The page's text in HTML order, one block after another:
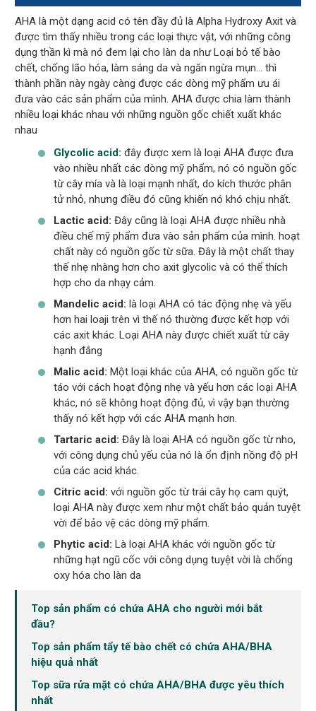
AHA là một dạng acid có tên đầy đủ là Alpha Hydroxy Axit và
được tìm thấy nhiều trong các loại thực vật, với những công
dụng thần kì mà nó đem lại cho làn da như Loại bỏ tế bào
chết, chống lão hóa, làm sáng da và ngăn ngừa mụn… thì
thành phần này ngày càng được các dòng mỹ phẩm ưu ái
đưa vào các sản phẩm của mình. AHA được chia làm thành
nhiều loại khác nhau với những nguồn gốc chiết xuất khác
nhau
Glycolic acid: đây được xem là loại AHA được đưa
vào nhiều nhất các dòng mỹ phẩm, nó có nguồn gốc
từ cây mía và là loại mạnh nhất, do kích thước phân
tử nhỏ, nhưng điều đó cũng khiến nó khó chịu nhất.
Lactic acid: Đây cũng là loại AHA được nhiều nhà
điều chế mỹ phẩm đưa vào sản phẩm của mình. hoạt
chất này có nguồn gốc từ sữa. Đây là một chất thay
thế nhẹ nhàng hơn cho axit glycolic và có thể thích
hợp cho da nhạy cảm.
Mandelic acid: là loại AHA có tác động nhẹ và yếu
hơn hai loaji trên vì thế nó thường được kết hợp với
các axit khác. Loại AHA này được chiết xuất từ cây
hạnh đắng
Malic acid: Một loại khác của AHA, có nguồn gốc từ
táo với cách hoạt động nhẹ và yếu hơn các loại AHA
khác, nó sẽ không hoạt động đủ, vì vậy bạn thường
thấy nó kết hợp với các AHA mạnh hơn.
Tartaric acid: Đây là loại AHA có nguồn gốc từ nho,
với công dụng chủ yếu của nó là ổn định nồng độ pH
của các acid khác.
Citric acid: với nguồn gốc từ trái cây họ cam quýt,
loại AHA này được xem như một chất bảo quản tuyệt
vời để bảo vệ các dòng mỹ phẩm.
Phytic acid: Là loại AHA khác với nguồn gốc từ
những hạt ngũ cốc với công dụng tuyệt vời là chống
oxy hóa cho làn da
Top sản phẩm có chứa AHA cho người mới bắt
đầu?
Top sản phẩm tẩy tế bào chết có chứa AHA/BHA
hiệu quả nhất
Top sữa rửa mặt có chứa AHA/BHA được yêu thích
nhất